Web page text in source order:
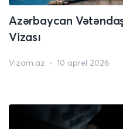
Azərbaycan
Vizası
Vizam.az 10 aprel 2026